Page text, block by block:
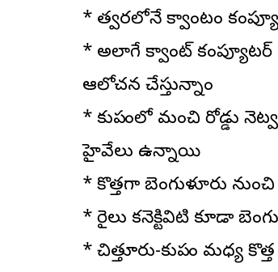
* త్వరలోనే క్వాంటం
* అలాగే క్వాంట్
ఆలోచన చేస్తున్నాం
* కుప్పంలో మంచి రోడ్డు
హైవేలు ఉన్నాయి
* కొత్తగా బెంగుళూరు
* రైలు కనెక్టివిటి కూడా
* చిత్తూరు-కుప్పం మధ్య